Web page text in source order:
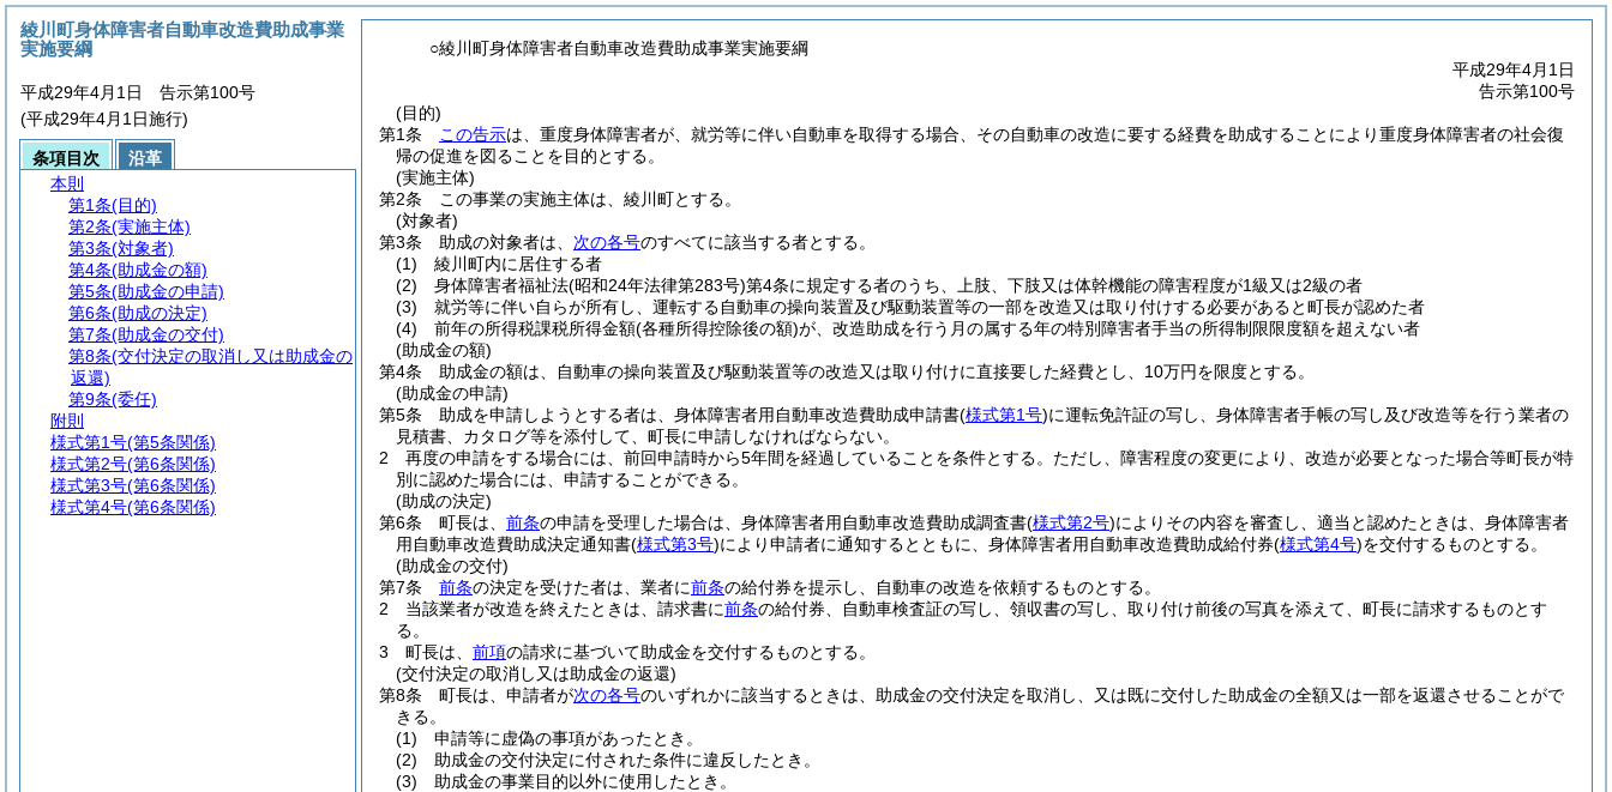
○綾川町身体障害者自動車改造費助成事業実施要綱
平成29年4月1日
告示第100号
(目的)
第1条
この告示は、重度身体障害者が、就労等に伴い自動車を取得する場合、その自動車の改造に要する経費を助成することにより重度身体障害者の社会復
帰の促進を図ることを目的とする。
(実施主体)
第2条
この事業の実施主体は、綾川町とする。
(対象者)
第3条
助成の対象者は、 次の各号のすべてに該当する者とする。
(1)
綾川町内に居住する者
(2)
身体障害者福祉法(昭和24年法律第283号)第4条に規定する者のうち、上肢、下肢又は体幹機能の障害程度が1級又は2級の者
(3)
就労等に伴い自らが所有し、運転する自動車の操向装置及び駆動装置等の一部を改造又は取り付けする必要があると町長が認めた者
(4)
前年の所得税課税所得金額(各種所得控除後の額)が、改造助成を行う月の属する年の特別障害者手当の所得制限限度額を超えない者
(助成金の額)
第4条
助成金の額は、自動車の操向装置及び駆動装置等の改造又は取り付けに直接要した経費とし、10万円を限度とする。
(助成金の申請)
第5条
助成を申請しようとする者は、身体障害者用自動車改造費助成申請書(様式第1号)に運転免許証の写し、身体障害者手帳の写し及び改造等を行う業者の
見積書、カタログ等を添付して、町長に申請しなければならない。
2
再度の申請をする場合には、前回申請時から5年間を経過していることを条件とする。 ただし、障害程度の変更により、改造が必要となった場合等町長が特
別に認めた場合には、申請することができる。
(助成の決定)
第6条
町長は、 前条の申請を受理した場合は、身体障害者用自動車改造費助成調査書(様式第2号)によりその内容を審査し、適当と認めたときは、身体障害者
用自動車改造費助成決定通知書(様式第3号)により申請者に通知するとともに、身体障害者用自動車改造費助成給付券(様式第4号)を交付するものとする。
(助成金の交付)
第7条
前条の決定を受けた者は、業者に前条の給付券を提示し、自動車の改造を依頼するものとする。
2
当該業者が改造を終えたときは、請求書に前条の給付券、自動車検査証の写し、領収書の写し、取り付け前後の写真を添えて、町長に請求するものとす
る。
3
町長は、 前項の請求に基づいて助成金を交付するものとする。
(交付決定の取消し又は助成金の返還)
第8条
町長は、申請者が次の各号のいずれかに該当するときは、助成金の交付決定を取消し、又は既に交付した助成金の全額又は一部を返還させることがで
きる。
(1)
申請等に虚偽の事項があったとき。
(2)
助成金の交付決定に付された条件に違反したとき。
(3)
助成金の事業目的以外に使用したとき。
綾川町身体障害者自動車改造費助成事業
実施要綱
平成29年4月1日 告示第100号
(平成29年4月1日施行)
条項目次
沿革
本則
第1条(目的)
第2条(実施主体)
第3条(対象者)
第4条(助成金の額)
第5条(助成金の申請)
第6条(助成の決定)
第7条(助成金の交付)
第8条(交付決定の取消し又は助成金の
返還)
第9条(委任)
附則
様式第1号(第5条関係)
様式第2号(第6条関係)
様式第3号(第6条関係)
様式第4号(第6条関係)